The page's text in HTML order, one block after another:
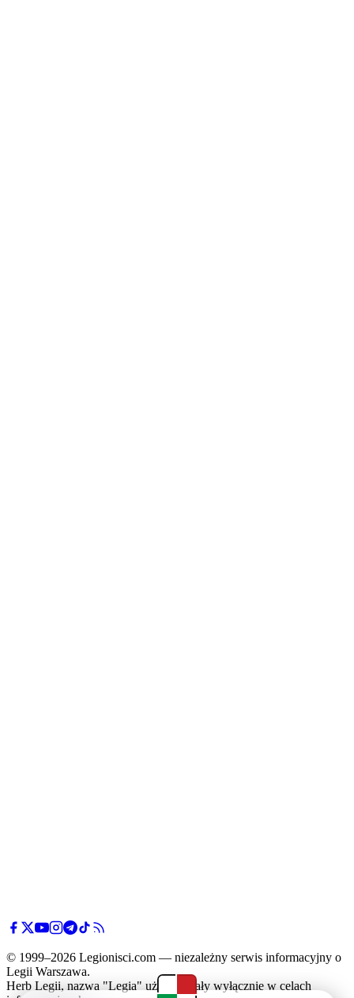
© 1999–2026 Legionisci.com — niezależny serwis informacyjny o
Legii Warszawa.
Herb Legii, nazwa "Legia" użyte zostały wyłącznie w celach